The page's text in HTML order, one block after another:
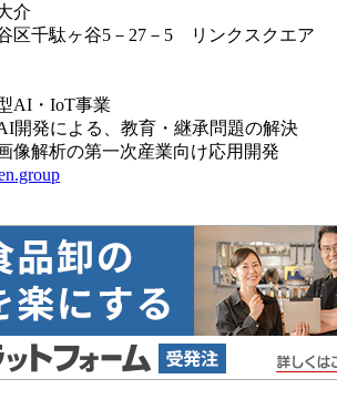
介
区千駄ヶ谷5－27－5 リンクスクエア
AI・IoT事業
開発による、教育・継承問題の解決
像解析の第一次産業向け応用開発